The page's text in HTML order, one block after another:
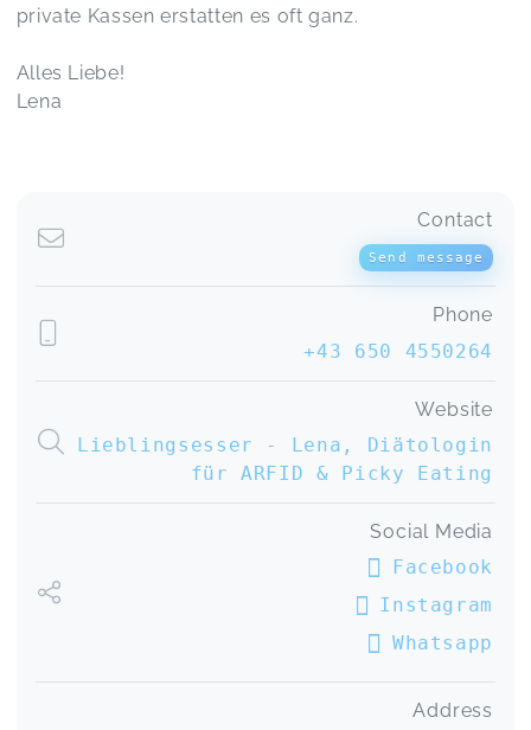
Kinderernährung leicht gemacht! Vortrag on demand
Feb 25
Toller Vortrag über generelle Essensthemen.
Kinderernährung leicht gemacht! Vortrag on demand
Sarah,Feb 25
Johanna,Feb 25
private Kassen erstatten es oft ganz.
Alles Liebe!
Lena
Contact
Send message
Phone
+43 650 4550264
Website
Lieblingsesser - Lena, Diätologin
für ARFID & Picky Eating
Social Media
Facebook
Instagram
Whatsapp
Address